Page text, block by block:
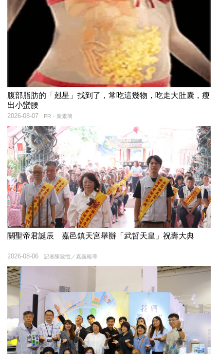
腹部脂肪的「剋星」找到了，常吃這幾物，吃走大肚囊，瘦
出小蠻腰
PR・新素簡
2026-08-07
關聖帝君誕辰 嘉邑鎮天宮舉辦「武哲天皇」祝壽大典
記者陳致愷／嘉義報導
2026-08-06